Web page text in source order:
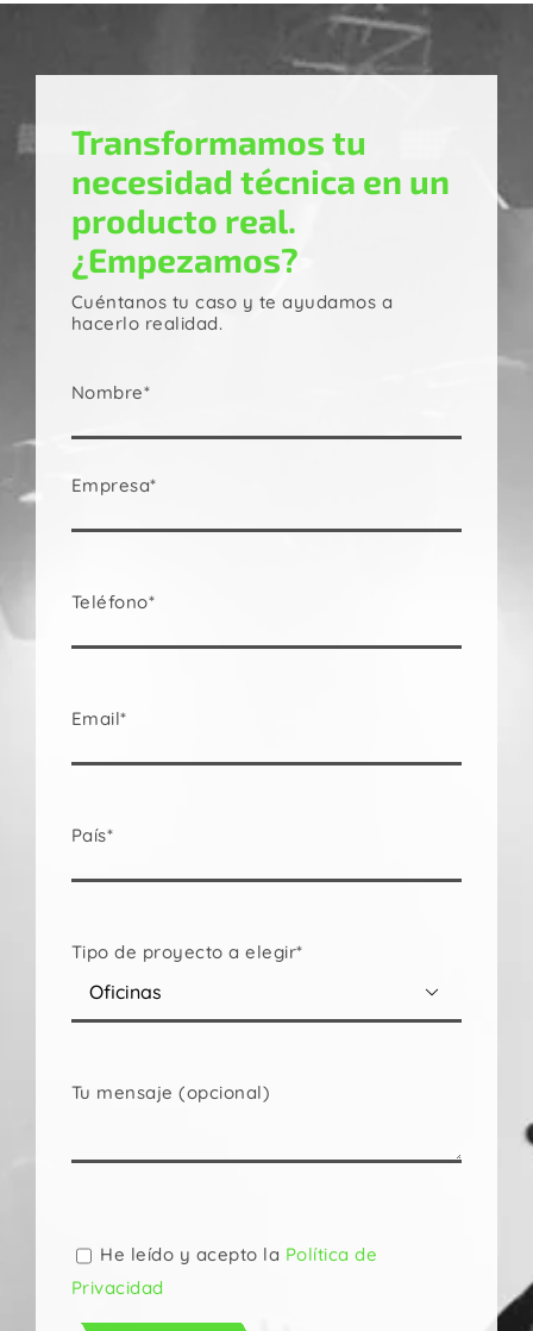
Transformamos tu
necesidad técnica en un
producto real.
¿Empezamos?
Cuéntanos tu caso y te ayudamos a
hacerlo realidad.
Nombre*
Empresa*
Teléfono*
Email*
País*
Tipo de proyecto a elegir*

Tu mensaje (opcional)
deja
campo
vacío.
He leído y acepto la Política de
Privacidad